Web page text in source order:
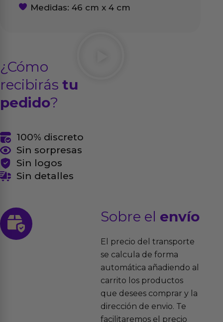
Medidas: 46 cm x 4 cm
¿Cómo
recibirás tu
pedido?
100% discreto
Sin sorpresas
Sin logos
Sin detalles
Sobre el envío
El precio del transporte
se calcula de forma
automática añadiendo al
carrito los productos
que desees comprar y la
dirección de envio. Te
facilitaremos el precio